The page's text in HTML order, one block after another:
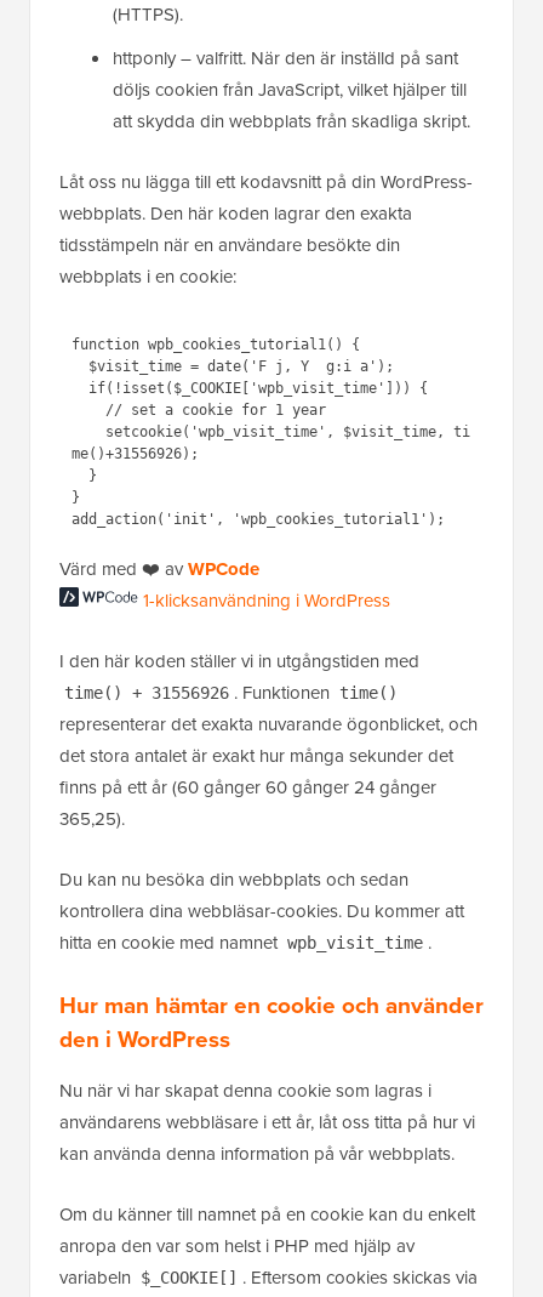
(HTTPS).
httponly – valfritt. När den är inställd på sant
döljs cookien från JavaScript, vilket hjälper till
att skydda din webbplats från skadliga skript.
Låt oss nu lägga till ett kodavsnitt på din WordPress-
webbplats. Den här koden lagrar den exakta
tidsstämpeln när en användare besökte din
webbplats i en cookie:
function wpb_cookies_tutorial1() {
me()+31556926);
}
Värd med ❤️ avWPCode
1-klicksanvändning i WordPress
I den här koden ställer vi in utgångstiden med
time() + 31556926 . Funktionen time()
representerar det exakta nuvarande ögonblicket, och
det stora antalet är exakt hur många sekunder det
finns på ett år (60 gånger 60 gånger 24 gånger
365,25).
Du kan nu besöka din webbplats och sedan
kontrollera dina webbläsar-cookies. Du kommer att
hitta en cookie med namnet wpb_visit_time .
Hur man hämtar en cookie och använder
den i WordPress
Nu när vi har skapat denna cookie som lagras i
användarens webbläsare i ett år, låt oss titta på hur vi
kan använda denna information på vår webbplats.
Om du känner till namnet på en cookie kan du enkelt
anropa den var som helst i PHP med hjälp av
variabeln
$_COOKIE[] . Eftersom cookies skickas via